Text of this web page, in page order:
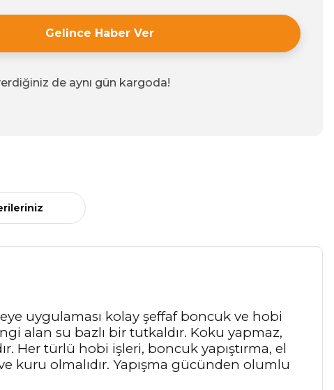
Gelince Haber Ver
de aynı gün kargoda!
uygulaması kolay şeffaf boncuk ve hobi
alan su bazlı bir tutkaldır. Koku yapmaz,
Her türlü hobi işleri, boncuk yapıştırma, el
kuru olmalıdır. Yapışma gücünden olumlu